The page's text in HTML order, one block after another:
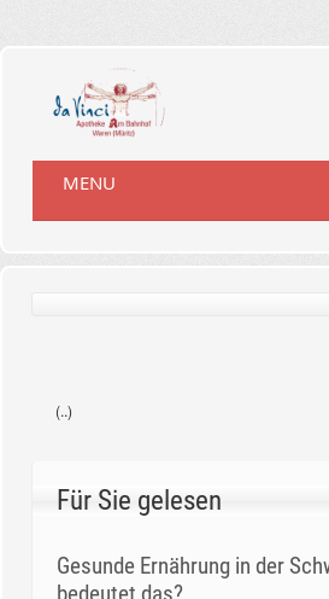
MENU
(..)
Für Sie gelesen
Gesunde Ernährung in der